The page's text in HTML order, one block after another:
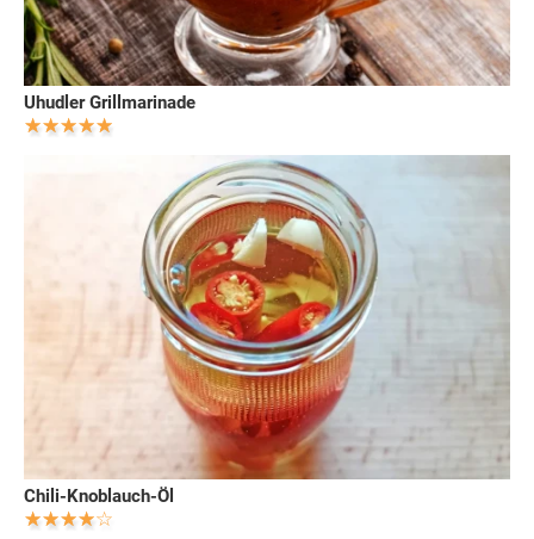
Uhudler Grillmarinade
Chili-Knoblauch-Öl